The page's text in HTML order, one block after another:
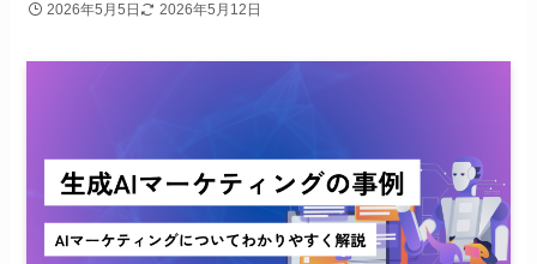
2026年5月5日 2026年5月12日